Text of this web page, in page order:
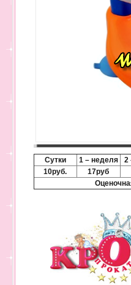
Сутки 1 – неделя 2
10руб.
17руб